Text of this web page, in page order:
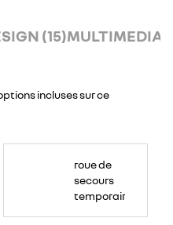
(15)MULTIMEDIA
incluses sur ce
roue de
secours
temporaire